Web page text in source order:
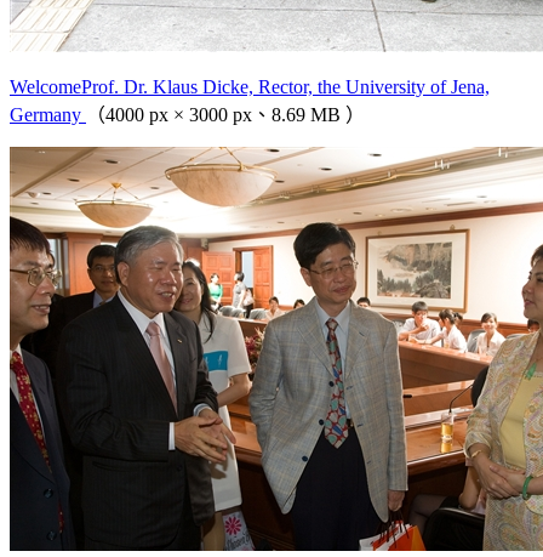
WelcomeProf. Dr. Klaus Dicke, Rector, the University of Jena,
Germany
（4000 px × 3000 px、8.69 MB ）